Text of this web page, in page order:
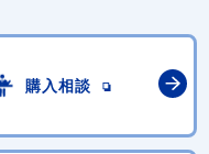
購入相談